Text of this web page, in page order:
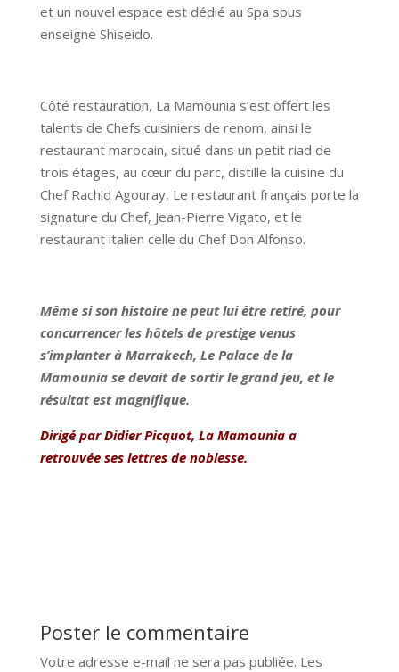
et un nouvel espace est dédié au Spa sous
enseigne Shiseido.
Côté restauration, La Mamounia s’est offert les
talents de Chefs cuisiniers de renom, ainsi le
restaurant marocain, situé dans un petit riad de
trois étages, au cœur du parc, distille la cuisine du
Chef Rachid Agouray, Le restaurant français porte la
signature du Chef, Jean-Pierre Vigato, et le
restaurant italien celle du Chef Don Alfonso.
Même si son histoire ne peut lui être retiré, pour
concurrencer les hôtels de prestige venus
s’implanter à Marrakech, Le Palace de la
Mamounia se devait de sortir le grand jeu, et le
résultat est magnifique.
Dirigé par Didier Picquot, La Mamounia a
retrouvée ses lettres de noblesse.
Poster le commentaire
Votre adresse e-mail ne sera pas publiée. Les